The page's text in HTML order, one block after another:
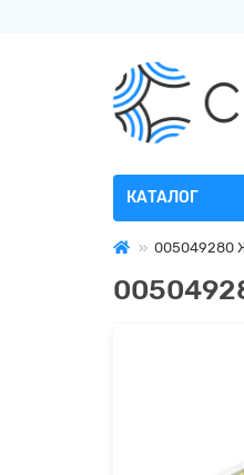
КАТАЛОГ
005049280